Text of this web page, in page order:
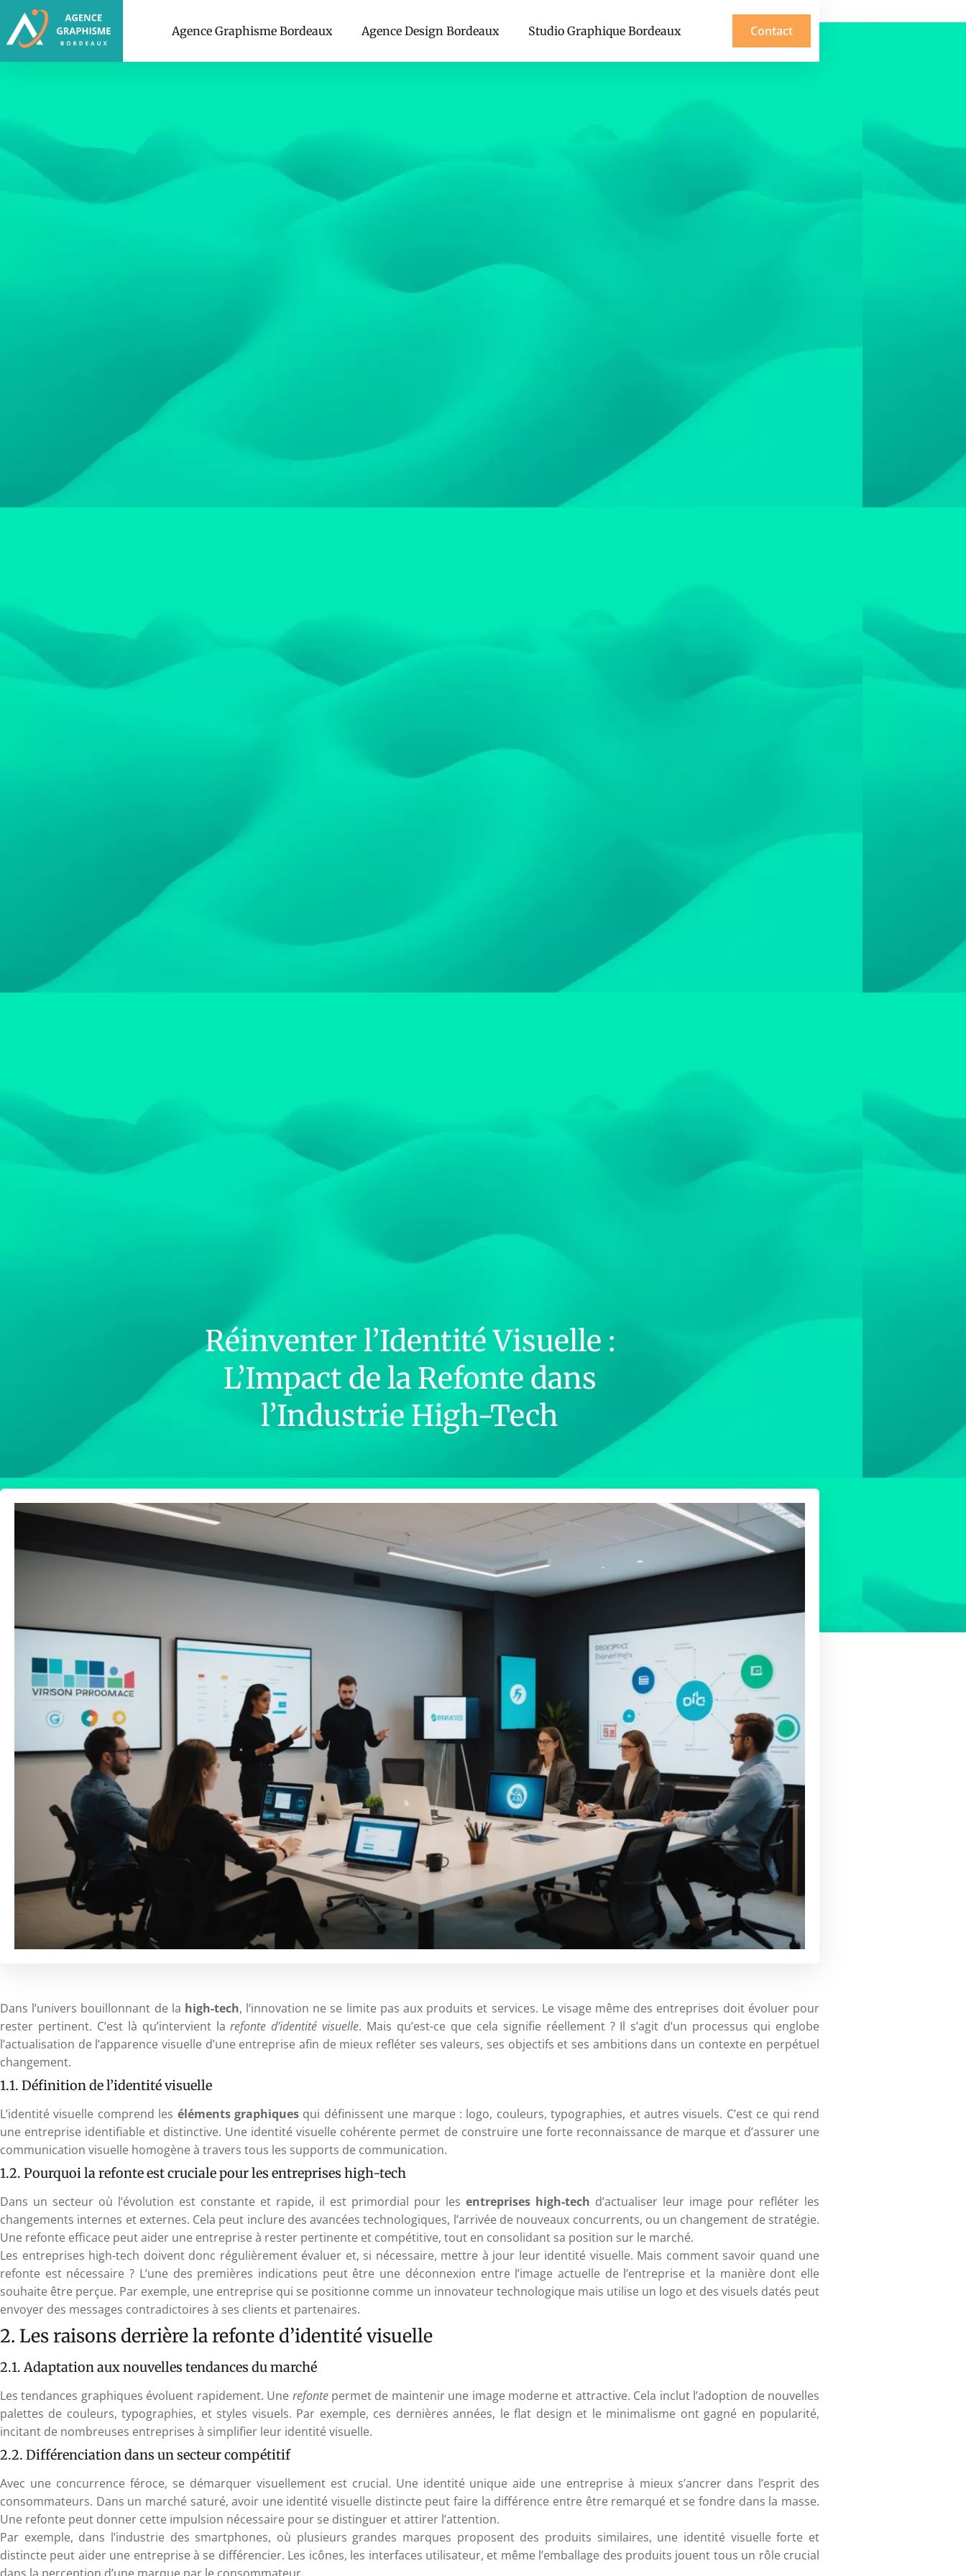
Agence Graphisme Bordeaux Agence Design Bordeaux Studio Graphique Bordeaux Contact
Réinventer l’Identité Visuelle :
L’Impact de la Refonte dans
l’Industrie High-Tech
Dans l’univers bouillonnant de la high-tech, l’innovation ne se limite pas aux produits et services. Le visage même des entreprises doit évoluer pour
rester pertinent. C’est là qu’intervient larefonte d’identité visuelle. Mais qu’est-ce que cela signifie réellement ? Il s’agit d’un processus qui englobe
l’actualisation de l’apparence visuelle d’une entreprise afin de mieux refléter ses valeurs, ses objectifs et ses ambitions dans un contexte en perpétuel
changement.
1.1. Définition de l’identité visuelle
L’identité visuelle comprend les éléments graphiques qui définissent une marque : logo, couleurs, typographies, et autres visuels. C’est ce qui rend
une entreprise identifiable et distinctive. Une identité visuelle cohérente permet de construire une forte reconnaissance de marque et d’assurer une
communication visuelle homogène à travers tous les supports de communication.
1.2. Pourquoi la refonte est cruciale pour les entreprises high-tech
Dans un secteur où l’évolution est constante et rapide, il est primordial pour les entreprises high-tech d’actualiser leur image pour refléter les
changements internes et externes. Cela peut inclure des avancées technologiques, l’arrivée de nouveaux concurrents, ou un changement de stratégie.
Une refonte efficace peut aider une entreprise à rester pertinente et compétitive, tout en consolidant sa position sur le marché.
Les entreprises high-tech doivent donc régulièrement évaluer et, si nécessaire, mettre à jour leur identité visuelle. Mais comment savoir quand une
refonte est nécessaire ? L’une des premières indications peut être une déconnexion entre l’image actuelle de l’entreprise et la manière dont elle
souhaite être perçue. Par exemple, une entreprise qui se positionne comme un innovateur technologique mais utilise un logo et des visuels datés peut
envoyer des messages contradictoires à ses clients et partenaires.
2. Les raisons derrière la refonte d’identité visuelle
2.1. Adaptation aux nouvelles tendances du marché
Les tendances graphiques évoluent rapidement. Une refontepermet de maintenir une image moderne et attractive. Cela inclut l’adoption de nouvelles
palettes de couleurs, typographies, et styles visuels. Par exemple, ces dernières années, le flat design et le minimalisme ont gagné en popularité,
incitant de nombreuses entreprises à simplifier leur identité visuelle.
2.2. Différenciation dans un secteur compétitif
Avec une concurrence féroce, se démarquer visuellement est crucial. Une identité unique aide une entreprise à mieux s’ancrer dans l’esprit des
consommateurs. Dans un marché saturé, avoir une identité visuelle distincte peut faire la différence entre être remarqué et se fondre dans la masse.
Une refonte peut donner cette impulsion nécessaire pour se distinguer et attirer l’attention.
Par exemple, dans l’industrie des smartphones, où plusieurs grandes marques proposent des produits similaires, une identité visuelle forte et
distincte peut aider une entreprise à se différencier. Les icônes, les interfaces utilisateur, et même l’emballage des produits jouent tous un rôle crucial